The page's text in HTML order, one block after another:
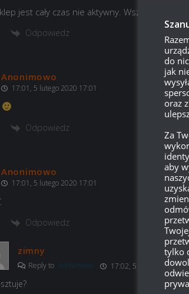
jest cały czas nie aktywny. Wszystko w
Odpowiedz
Anonimowo
17:01, 5 lutego 2020 17:01
Odpowiedz
Anonimowo
17:01, 5 lutego 2020 17:01
Odpowiedz
zimny
Reply to Anonimowo 17:02, 5 lutego 2020
do
jak
oraz
Za
aby
tylko